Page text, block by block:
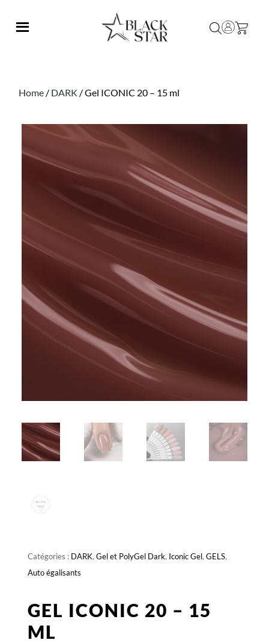
Home / DARK / Gel ICONIC 20 – 15 ml
Catégories : DARK, Gel et PolyGel Dark, Iconic Gel, GELS,
Auto égalisants
GEL ICONIC 20 – 15
ML